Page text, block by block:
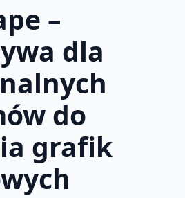
–
dla
do
grafik